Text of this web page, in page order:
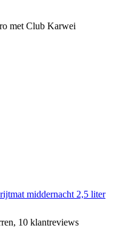
met Club Karwei
middernacht 2,5 liter
10 klantreviews